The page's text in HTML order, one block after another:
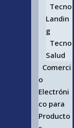
Tecno
Landin
g
Tecno
Salud
Comerci
o
Electróni
co para
Producto